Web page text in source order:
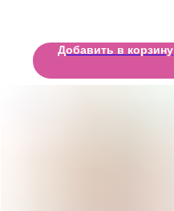
Добавить в корзину